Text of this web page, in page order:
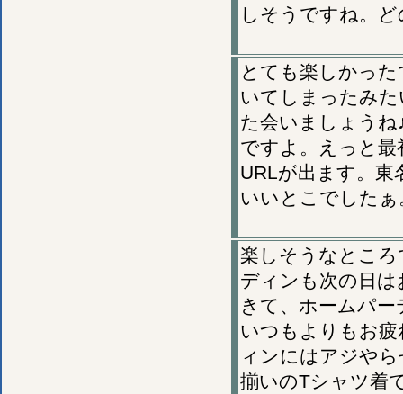
しそうですね。
とても楽しかっ
いてしまったみ
た会いましょうね
ですよ。えっと
URLが出ます。
いいとこでした
楽しそうなとこ
ディンも次の日
きて、ホームパ
いつもよりもお
ィンにはアジや
揃いのTシャツ着